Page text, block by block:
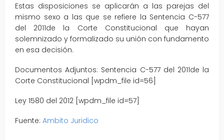
Estas disposiciones se aplicarán a las parejas del
mismo sexo a las que se refiere la Sentencia C-577
del 2011de la Corte Constitucional que hayan
solemnizado y formalizado su unión con fundamento
en esa decisión.
Documentos Adjuntos: Sentencia C-577 del 2011de la
Corte Constitucional [wpdm_file id=56]
Ley 1580 del 2012 [wpdm_file id=57]
Fuente: Ambito Juridico